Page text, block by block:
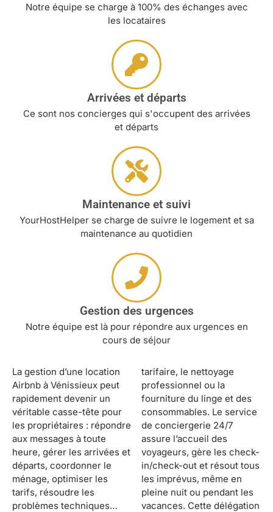
Notre équipe se charge à 100% des échanges avec
les locataires
Arrivées et départs
Ce sont nos concierges qui s'occupent des arrivées
et départs
Maintenance et suivi
YourHostHelper se charge de suivre le logement et sa
maintenance au quotidien
Gestion des urgences
Notre équipe est là pour répondre aux urgences en
cours de séjour
La gestion d’une location
Airbnb à Vénissieux peut
rapidement devenir un
véritable casse-tête pour
les propriétaires : répondre
aux messages à toute
heure, gérer les arrivées et
départs, coordonner le
ménage, optimiser les
tarifs, résoudre les
problèmes techniques…
tarifaire, le nettoyage
professionnel ou la
fourniture du linge et des
consommables. Le service
de conciergerie 24/7
assure l’accueil des
voyageurs, gère les check-
in/check-out et résout tous
les imprévus, même en
pleine nuit ou pendant les
vacances. Cette délégation